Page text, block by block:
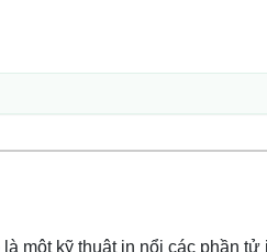
là môt kỹ thuật in nổi các phần